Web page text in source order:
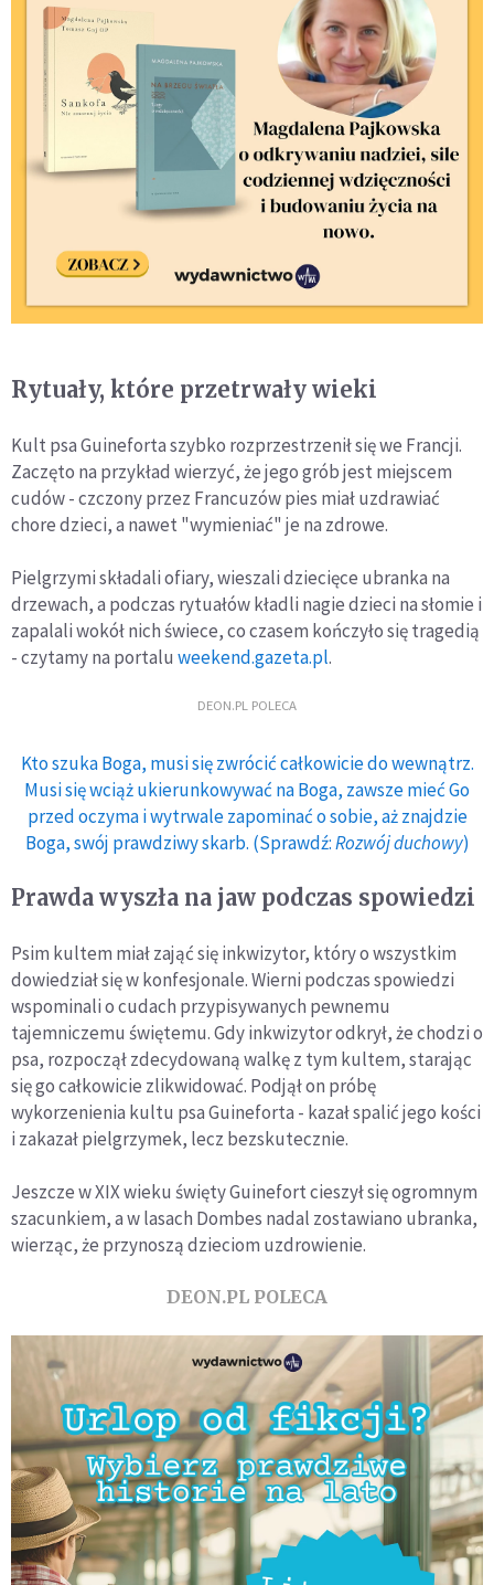
Rytuały, które przetrwały wieki
Kult psa Guineforta szybko rozprzestrzenił się we Francji.
Zaczęto na przykład wierzyć, że jego grób jest miejscem
cudów - czczony przez Francuzów pies miał uzdrawiać
chore dzieci, a nawet "wymieniać" je na zdrowe.
Pielgrzymi składali ofiary, wieszali dziecięce ubranka na
drzewach, a podczas rytuałów kładli nagie dzieci na słomie i
zapalali wokół nich świece, co czasem kończyło się tragedią
- czytamy na portalu weekend.gazeta.pl.
DEON.PL POLECA
Kto szuka Boga, musi się zwrócić całkowicie do wewnątrz.
Musi się wciąż ukierunkowywać na Boga, zawsze mieć Go
przed oczyma i wytrwale zapominać o sobie, aż znajdzie
Boga, swój prawdziwy skarb. (Sprawdź:Rozwój duchowy)
Prawda wyszła na jaw podczas spowiedzi
Psim kultem miał zająć się inkwizytor, który o wszystkim
dowiedział się w konfesjonale. Wierni podczas spowiedzi
wspominali o cudach przypisywanych pewnemu
tajemniczemu świętemu. Gdy inkwizytor odkrył, że chodzi o
psa, rozpoczął zdecydowaną walkę z tym kultem, starając
się go całkowicie zlikwidować. Podjął on próbę
wykorzenienia kultu psa Guineforta - kazał spalić jego kości
i zakazał pielgrzymek, lecz bezskutecznie.
Jeszcze w XIX wieku święty Guinefort cieszył się ogromnym
szacunkiem, a w lasach Dombes nadal zostawiano ubranka,
wierząc, że przynoszą dzieciom uzdrowienie.
DEON.PL POLECA